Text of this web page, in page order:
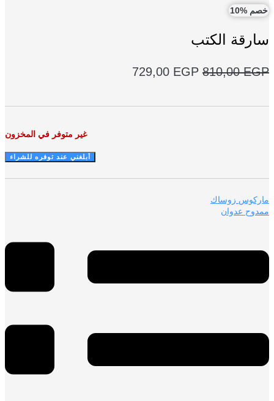
%10
الكتب
810,00 السعر
هو:
729,00EGP
السعر
هو:
غير متوفر في المخزون
زوساك
عدوان